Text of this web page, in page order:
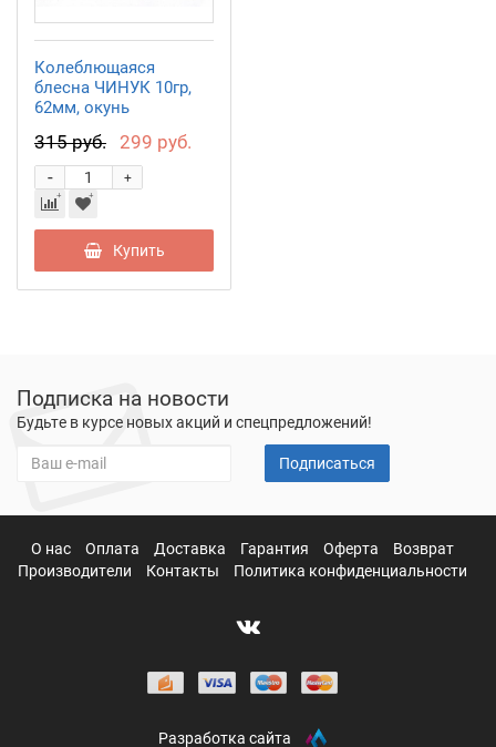
Колеблющаяся
блесна ЧИНУК 10гр,
62мм, окунь
315 руб. 299 руб.
+
-
Купить
Подписка на новости
Будьте в курсе новых акций и спецпредложений!
Подписаться
О нас Оплата Доставка Гарантия Оферта
Возврат
Производители
Контакты Политика конфиденциальности
Разработка сайта